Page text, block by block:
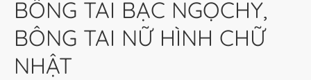
BÔNG TAI BẠC NGỌCHY,
BÔNG TAI NỮ HÌNH CHỮ
NHẬT